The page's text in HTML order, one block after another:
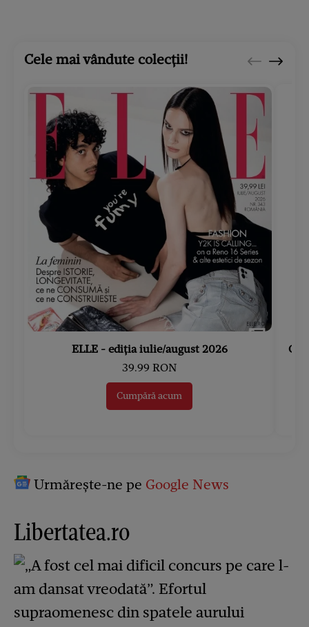
Cele mai vândute colecții!
ELLE - ediția iulie/august 2026
39.99 RON
Cumpără acum
Urmărește-ne pe Google News
Libertatea.ro